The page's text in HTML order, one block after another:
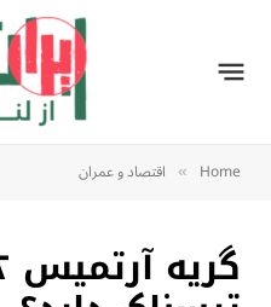
Home
» اقتصاد و عمران